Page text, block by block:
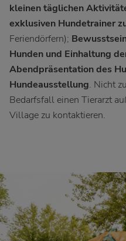
kleinen täglichen
exklusiven Hundetrainer
Feriendörfern);
Hunden und Einhaltung
Abendpräsentation des
Hundeausstellung. Nicht
Bedarfsfall einen Tierarzt
Village zu kontaktieren.